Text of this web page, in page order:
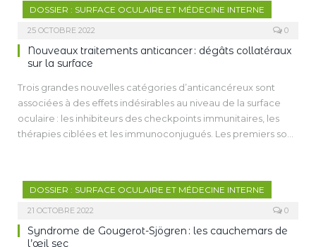
DOSSIER : SURFACE OCULAIRE ET MÉDECINE INTERNE
25 OCTOBRE 2022 0
Nouveaux traitements anticancer : dégâts collatéraux
sur la surface
Trois grandes nouvelles catégories d’anticancéreux sont
associées à des effets indésirables au niveau de la surface
oculaire : les inhibiteurs des checkpoints immunitaires, les
thérapies ciblées et les immunoconjugués. Les premiers sont
auto-immunes systémiques. Les thérapies ciblées, et en
particulier les inhibiteurs du récepteur de l’EGF, provoquent
une toxicité de surface associant blépharite, trichomégalie
et kératite pouvant progresser vers l’ulcère. Enfin, les
immunoconjugués, dont le développement est en plein
DOSSIER : SURFACE OCULAIRE ET MÉDECINE INTERNE
21 OCTOBRE 2022 0
Syndrome de Gougerot-Sjögren : les cauchemars de
l’œil sec